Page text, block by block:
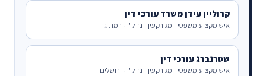
קרוליין עידן משרד עורכי דין
איש מקצוע משפטי · מקרקעין | נדל"ן · רמת גן
שטרנברג עורכי דין
איש מקצוע משפטי · מקרקעין | נדל"ן · ירושלים